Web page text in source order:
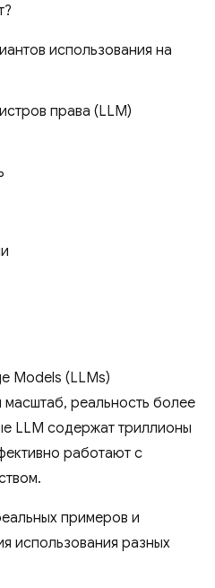
использования на
права (LLM)
Models (LLMs)
реальность более
LLM содержат триллионы
работают с
примеров и
использования разных